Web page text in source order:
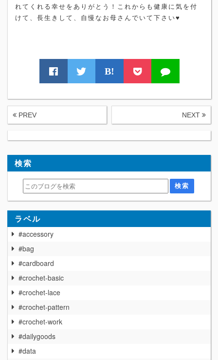
れてくれる幸せをありがとう！これからも健康に気を付
けて、長生きして、自慢なお母さんでいて下さい♥
B!
PREV NEXT
検索
ラベル
#accessory
#bag
#cardboard
#crochet-basic
#crochet-lace
#crochet-pattern
#crochet-work
#dailygoods
#data